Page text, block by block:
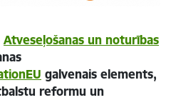
Atveseļošanas un noturības
galvenais elements,
reformu un